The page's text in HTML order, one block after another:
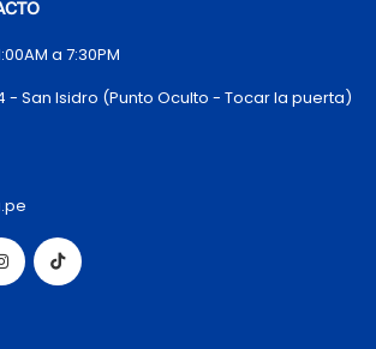
a 7:30PM
- San Isidro (Punto Oculto - Tocar la puerta)